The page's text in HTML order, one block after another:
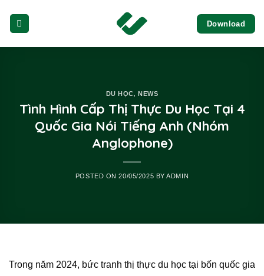
content
Download
DU HỌC,NEWS
Tình Hình Cấp Thị Thực Du Học Tại 4
Quốc Gia Nói Tiếng Anh (Nhóm
Anglophone)
POSTED ON20/05/2025 BYADMIN
Trong năm 2024, bức tranh thị thực du học tại bốn quốc gia